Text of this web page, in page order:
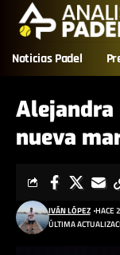
Noticias Padel
Alejandra
nueva
ÚLTIMA
IVÁN LÓPEZ HACE